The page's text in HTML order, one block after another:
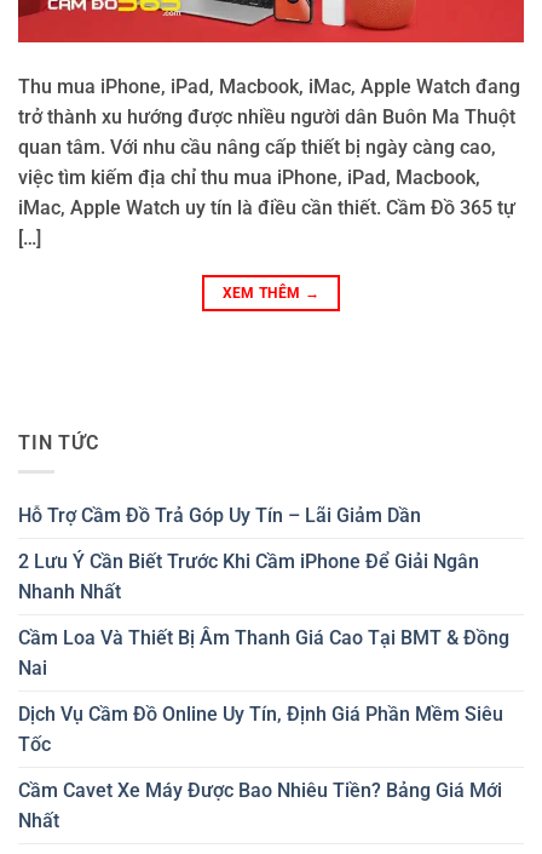
Thu mua iPhone, iPad, Macbook, iMac, Apple Watch đang
trở thành xu hướng được nhiều người dân Buôn Ma Thuột
quan tâm. Với nhu cầu nâng cấp thiết bị ngày càng cao,
việc tìm kiếm địa chỉ thu mua iPhone, iPad, Macbook,
iMac, Apple Watch uy tín là điều cần thiết. Cầm Đồ 365 tự
[…]
XEM THÊM →
TIN TỨC
Hỗ Trợ Cầm Đồ Trả Góp Uy Tín – Lãi Giảm Dần
2 Lưu Ý Cần Biết Trước Khi Cầm iPhone Để Giải Ngân
Nhanh Nhất
Cầm Loa Và Thiết Bị Âm Thanh Giá Cao Tại BMT & Đồng
Nai
Dịch Vụ Cầm Đồ Online Uy Tín, Định Giá Phần Mềm Siêu
Tốc
Cầm Cavet Xe Máy Được Bao Nhiêu Tiền? Bảng Giá Mới
Nhất